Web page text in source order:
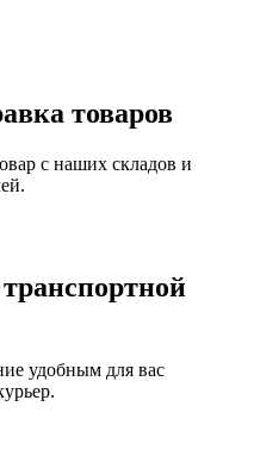
товаров
с наших складов и
удобным для вас